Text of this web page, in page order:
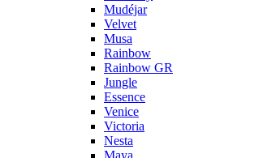
Mudéjar
Velvet
Musa
Rainbow
Rainbow GR
Jungle
Essence
Venice
Victoria
Nesta
Maya